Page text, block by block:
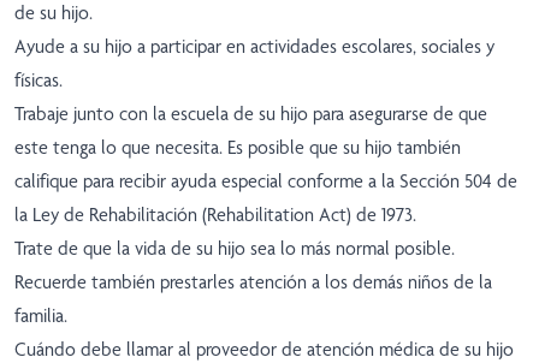
de su hijo.
Ayude a su hijo a participar en actividades escolares, sociales y
físicas.
Trabaje junto con la escuela de su hijo para asegurarse de que
este tenga lo que necesita. Es posible que su hijo también
califique para recibir ayuda especial conforme a la Sección 504 de
la Ley de Rehabilitación (Rehabilitation Act) de 1973.
Trate de que la vida de su hijo sea lo más normal posible.
Recuerde también prestarles atención a los demás niños de la
familia.
Cuándo debe llamar al proveedor de atención médica de su hijo